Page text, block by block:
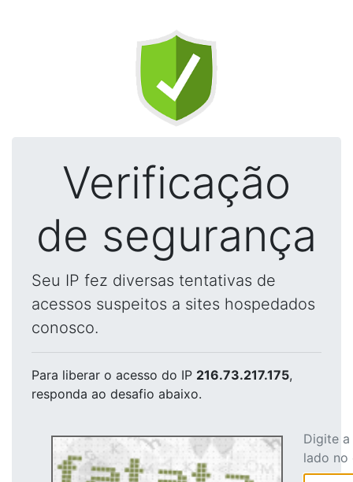
Verificação
de segurança
Seu IP fez diversas tentativas de
acessos suspeitos a sites hospedados
conosco.
Para liberar o acesso do IP 216.73.217.175,
responda ao desafio abaixo.
Digite
lado no